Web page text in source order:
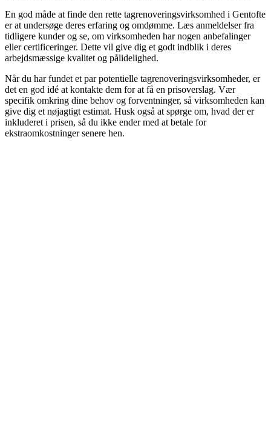
En god måde at finde den rette tagrenoveringsvirksomhed i Gentofte
er at undersøge deres erfaring og omdømme. Læs anmeldelser fra
tidligere kunder og se, om virksomheden har nogen anbefalinger
eller certificeringer. Dette vil give dig et godt indblik i deres
arbejdsmæssige kvalitet og pålidelighed.
Når du har fundet et par potentielle tagrenoveringsvirksomheder, er
det en god idé at kontakte dem for at få en prisoverslag. Vær
specifik omkring dine behov og forventninger, så virksomheden kan
give dig et nøjagtigt estimat. Husk også at spørge om, hvad der er
inkluderet i prisen, så du ikke ender med at betale for
ekstraomkostninger senere hen.